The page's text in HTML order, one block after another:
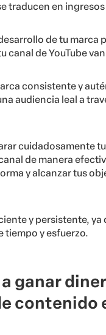
traducen en
de tu marca
canal de YouTube
consistente y
audiencia leal a
cuidadosamente
de manera
y alcanzar tus
y persistente, ya
tiempo y esfuerzo.
a ganar
contenido